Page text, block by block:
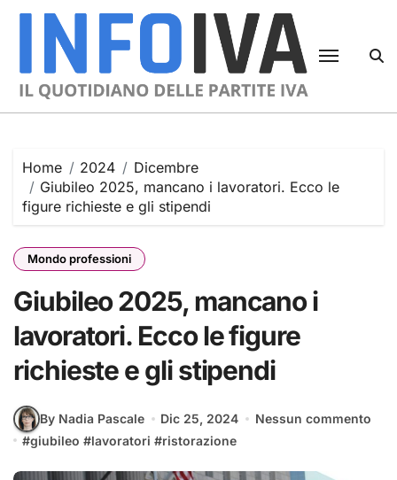
Skip
Home 2024
Dicembre
Giubileo 2025, mancano i lavoratori. Ecco le
figure richieste e gli stipendi
Mondo professioni
Giubileo 2025, mancano i
lavoratori. Ecco le figure
richieste e gli stipendi
By Nadia Pascale Dic 25, 2024
Nessun commento
#giubileo #lavoratori #ristorazione